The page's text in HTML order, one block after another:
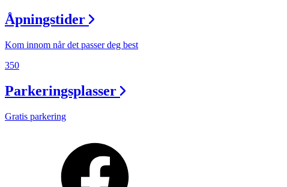
Finn frem
Åpningstider
Kom innom når det passer deg best
350
Parkeringsplasser
Gratis parkering